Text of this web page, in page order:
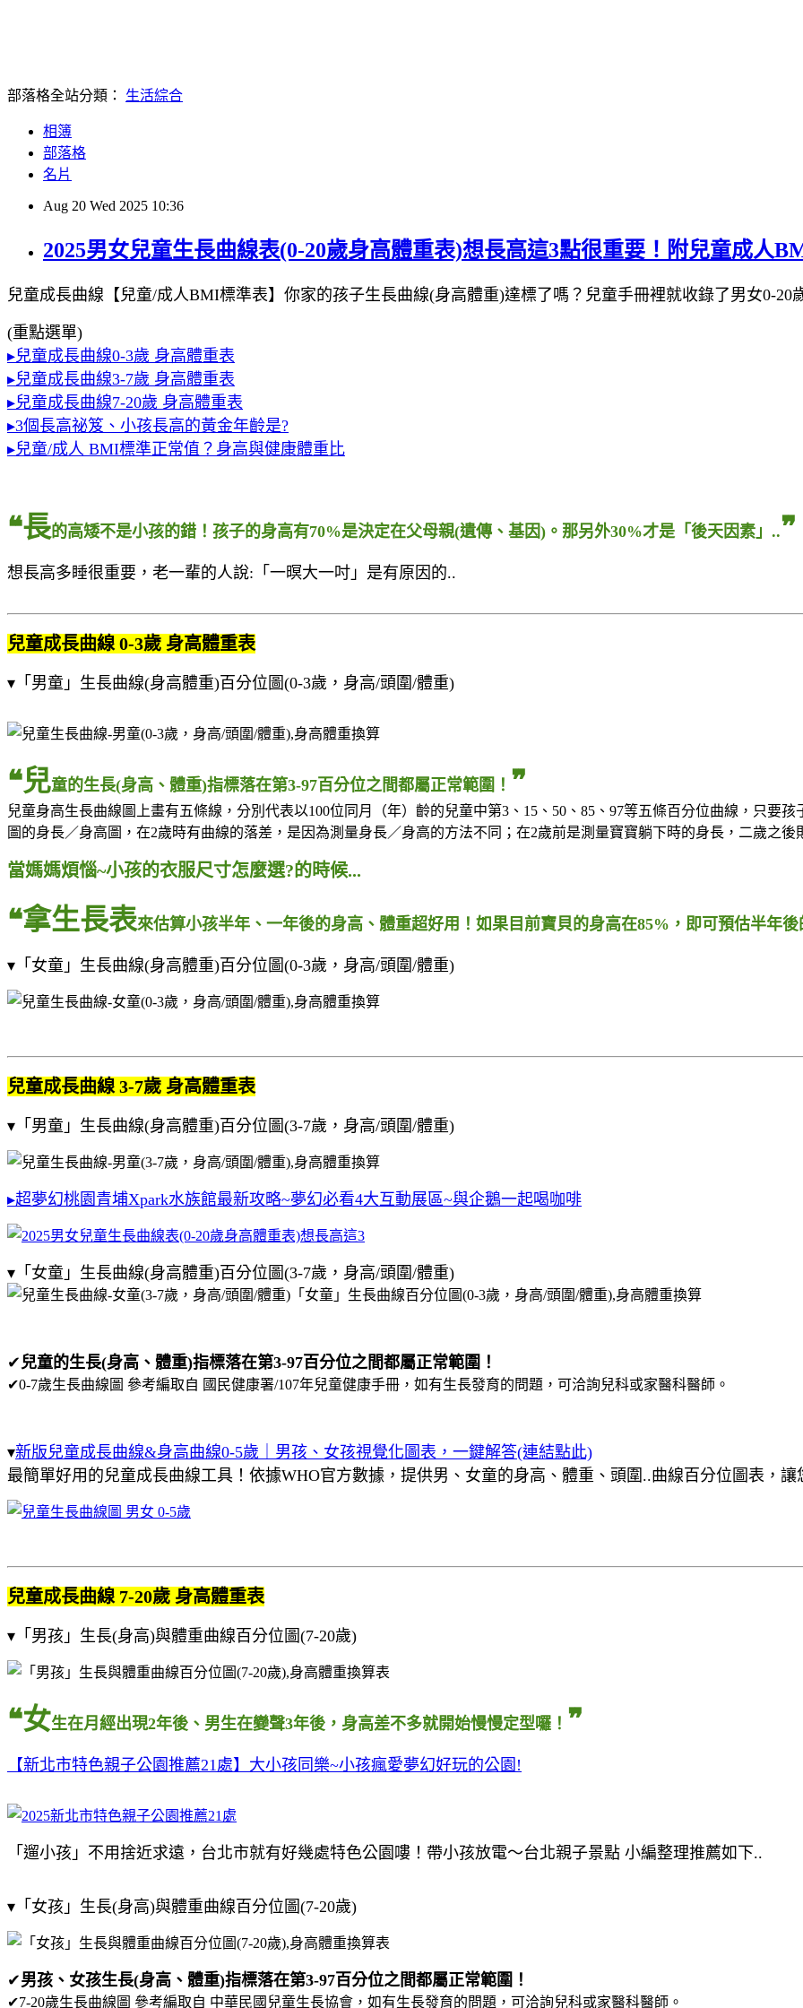
部落格全站分類： 生活綜合
相簿
部落格
名片
Aug 20 Wed 2025 10:36
2025男女兒童生長曲線表(0-20歲身高體重表)想長高這3點很重要！附兒童成人
兒童成長曲線【兒童/成人BMI標準表】你家的孩子生長曲線(身高體重)達標了嗎？兒童手冊裡就收錄了男女0-20
(重點選單)
▸兒童成長曲線0-3歲 身高體重表
▸兒童成長曲線3-7歲 身高體重表
▸兒童成長曲線7-20歲 身高體重表
▸3個長高祕笈、小孩長高的黃金年齡是?
▸兒童/成人 BMI標準正常值？身高與健康體重比
❝長的高矮不是小孩的錯！孩子的身高有70%是決定在父母親(遺傳、基因)。那另外30%才是「後天因素」..❞
想長高多睡很重要，老一輩的人說:「一暝大一吋」是有原因的..
兒童成長曲線 0-3歲 身高體重表
▾「男童」生長曲線(身高體重)百分位圖(0-3歲，身高/頭圍/體重)
❝兒童的生長(身高、體重)指標落在第3-97百分位之間都屬正常範圍！ ❞
兒童身高生長曲線圖上畫有五條線，分別代表以100位同月（年）齡的兒童中第3、15、50、85、97等五條百分位曲線，只要
圖的身長／身高圖，在2歲時有曲線的落差，是因為測量身長／身高的方法不同；在2歲前是測量寶寶躺下時的身長，二歲之後
當媽媽煩惱~小孩的衣服尺寸怎麼選?的時候...
❝拿生長表來估算小孩半年、一年後的身高、體重超好用！如果目前寶貝的身高在85%，即可預估半年後
▾「女童」生長曲線(身高體重)百分位圖(0-3歲，身高/頭圍/體重)
兒童成長曲線 3-7歲 身高體重表
▾「男童」生長曲線(身高體重)百分位圖(3-7歲，身高/頭圍/體重)
▸超夢幻桃園青埔Xpark水族館最新攻略~夢幻必看4大互動展區~與企鵝一起喝咖啡
▾「女童」生長曲線(身高體重)百分位圖(3-7歲，身高/頭圍/體重)
✔ 兒童的生長(身高、體重)指標落在第3-97百分位之間都屬正常範圍！
✔0-7歲生長曲線圖 參考編取自 國民健康署/107年兒童健康手冊，如有生長發育的問題，可洽詢兒科或家醫科醫師。
▾新版兒童成長曲線&身高曲線0-5歲｜男孩、女孩視覺化圖表，一鍵解答(連結點此)
最簡單好用的兒童成長曲線工具！依據WHO官方數據，提供男、女童的身高、體重、頭圍..曲線百分位圖表，
兒童成長曲線 7-20歲 身高體重表
▾「男孩」生長(身高)與體重曲線百分位圖(7-20歲)
❝女生在月經出現2年後、男生在變聲3年後，身高差不多就開始慢慢定型囉！ ❞
【新北市特色親子公園推薦21處】大小孩同樂~小孩瘋愛夢幻好玩的公園!
「遛小孩」不用捨近求遠，台北市就有好幾處特色公園嘍！帶小孩放電～台北親子景點 小編整理推薦如下..
▾「女孩」生長(身高)與體重曲線百分位圖(7-20歲)
✔男孩、女孩生長(身高、體重)指標落在第3-97百分位之間都屬正常範圍！
✔7-20歲生長曲線圖 參考編取自 中華民國兒童生長協會，如有生長發育的問題，可洽詢兒科或家醫科醫師。